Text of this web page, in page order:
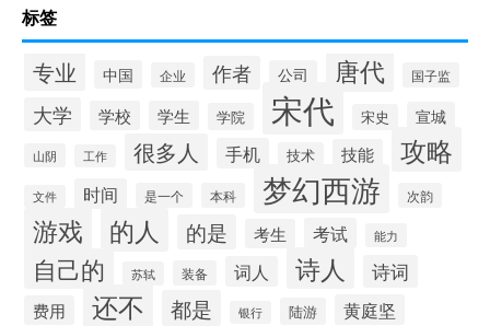
标签
专业 中国 企业 作者 公司 唐代 国子监
大学 学校 学生 学院 宋代 宋史 宣城
山阴 工作 很多人 手机 技术 技能 攻略
文件 时间 是一个 本科 梦幻西游 次韵
游戏 的人 的是 考生 考试 能力
自己的 苏轼 装备 词人 诗人 诗词
费用 还不 都是 银行 陆游 黄庭坚